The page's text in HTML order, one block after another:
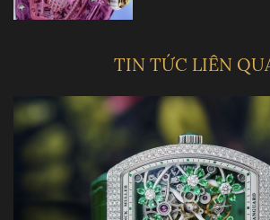
TIN TỨC LIÊN